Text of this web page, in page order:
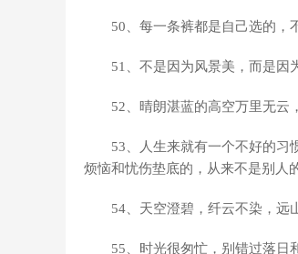
50、每一条裤都是自己选的，
51、不是因为风景美，而是因
52、晴朗湛蓝的高空万里无云
53、人生来就有一个不好的习
烦恼和忧伤垫底的，从来不是别人
54、天空澄碧，纤云不染，远
55、时光很匆忙，别错过落日